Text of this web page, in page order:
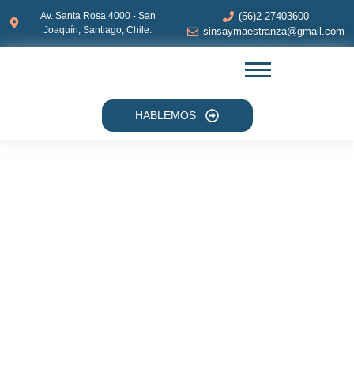
Av. Santa Rosa 4000 - San
Joaquín, Santiago, Chile.
(56)2 27403600
sinsaymaestranza@gmail.com
HABLEMOS